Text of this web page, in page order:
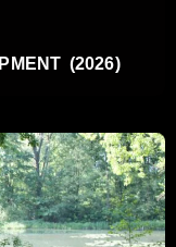
(2026)